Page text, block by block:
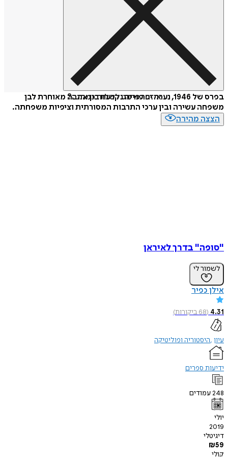
איזה פורמט לשלוח כמתנה?
בפרס של 1946, נערה יפהפייה נקרעת בין אהבה מאוחרת לבן
עשירה ובין ערכי התרבות המסורתית וציפיות משפחתה.
מהירה
בדרך לאיראן
לי
68ביקורות)
ופוליטיקה
ספרים